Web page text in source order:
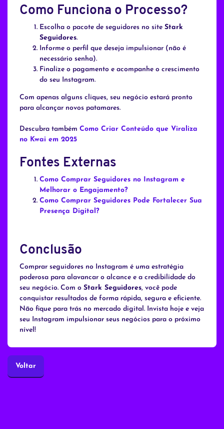
Como Funciona o Processo?
Escolha o pacote de seguidores no site Stark
Seguidores.
Informe o perfil que deseja impulsionar (não é
necessário senha).
Finalize o pagamento e acompanhe o crescimento
do seu Instagram.
Com apenas alguns cliques, seu negócio estará pronto
para alcançar novos patamares.
Descubra também Como Criar Conteúdo que Viraliza
no Kwai em 2025
Fontes Externas
Como Comprar Seguidores no Instagram e
Melhorar o Engajamento?
Como Comprar Seguidores Pode Fortalecer Sua
Presença Digital?
Conclusão
Comprar seguidores no Instagram é uma estratégia
poderosa para alavancar o alcance e a credibilidade do
seu negócio. Com o Stark Seguidores, você pode
conquistar resultados de forma rápida, segura e eficiente.
Não fique para trás no mercado digital. Invista hoje e veja
seu Instagram impulsionar seus negócios para o próximo
nível!
Voltar